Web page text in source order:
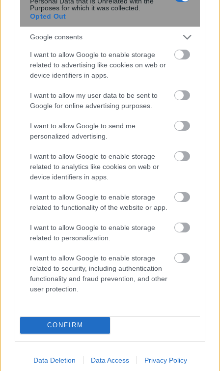
Purposes for which it was collected.
Opted Out
Google consents
I want to allow Google to enable storage
related to advertising like cookies on web or
device identifiers in apps.
I want to allow my user data to be sent to
Google for online advertising purposes.
I want to allow Google to send me
personalized advertising.
I want to allow Google to enable storage
related to analytics like cookies on web or
device identifiers in apps.
I want to allow Google to enable storage
related to functionality of the website or app.
I want to allow Google to enable storage
related to personalization.
I want to allow Google to enable storage
related to security, including authentication
functionality and fraud prevention, and other
user protection.
CONFIRM
Data Deletion Data Access Privacy Policy
μετά από μεγάλη απώλεια βάρους
Νέα εποχή στη θεραπεία του
μεταστατικού τριπλά αρνητικού
καρκίνου του μαστού
Maps αναλαμβάνει παραγγελίες
φαγητού